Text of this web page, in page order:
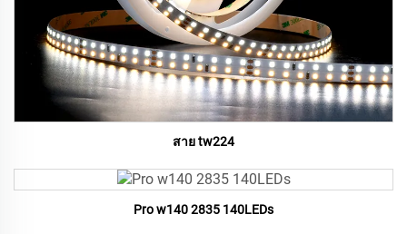
สาย tw224
Pro w140 2835 140LEDs